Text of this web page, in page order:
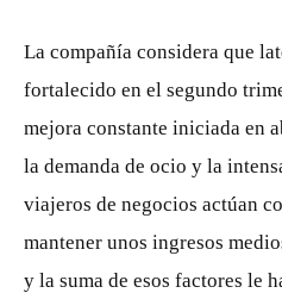
La compañía considera que
fortalecido en el segundo
mejora constante iniciada en
la demanda de ocio y la
viajeros de negocios actúan
mantener unos ingresos
y la suma de esos factores le